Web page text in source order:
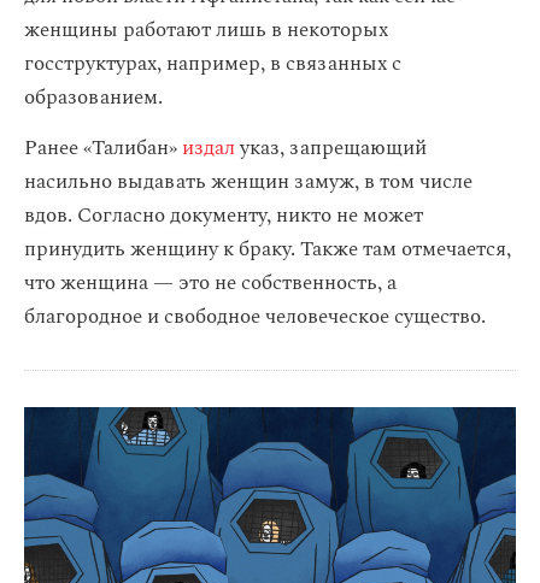
женщины работают лишь в некоторых
госструктурах, например, в связанных с
образованием.
Ранее «Талибан»издалуказ, запрещающий
насильно выдавать женщин замуж, в том числе
вдов. Согласно документу, никто не может
принудить женщину к браку. Также там отмечается,
что женщина — это не собственность, а
благородное и свободное человеческое существо.